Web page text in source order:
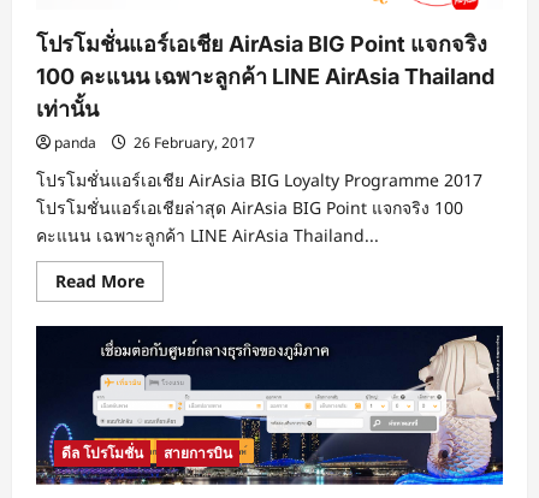
โปรโมชั่นแอร์เอเชีย AirAsia BIG Point แจกจริง
100 คะแนน เฉพาะลูกค้า LINE AirAsia Thailand
เท่านั้น
panda 26 February, 2017
โปรโมชั่นแอร์เอเชีย AirAsia BIG Loyalty Programme 2017
โปรโมชั่นแอร์เอเชียล่าสุด AirAsia BIG Point แจกจริง 100
คะแนน เฉพาะลูกค้า LINE AirAsia Thailand...
Read MoreRead
more
โปร
โม
ชั่น
แอร์
เอเชีย
AirAsia
BIG
Point
แจก
จริง
ดีล โปรโมชั่น สายการบิน